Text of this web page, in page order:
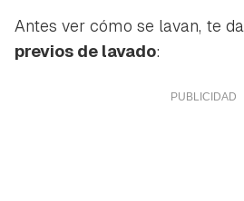
Antes ver cómo se lavan, te
previos de lavado: